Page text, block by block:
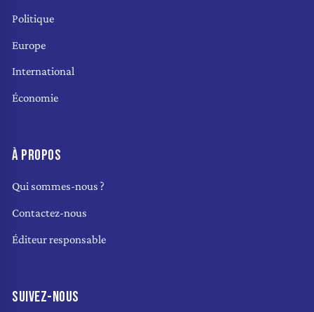
Politique
Europe
International
Économie
À PROPOS
Qui sommes-nous ?
Contactez-nous
Éditeur responsable
SUIVEZ-NOUS